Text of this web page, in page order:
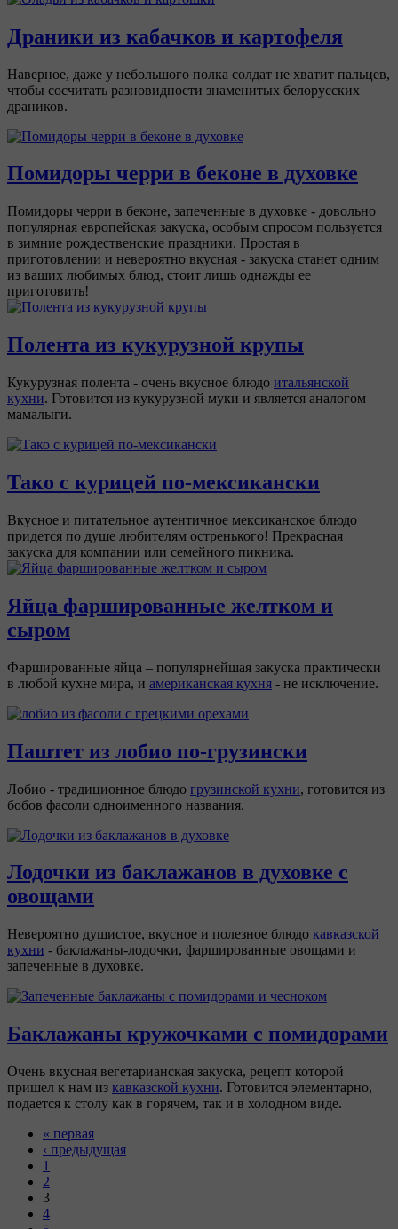
Драники из кабачков и картофеля
Наверное, даже у небольшого полка солдат не хватит пальцев,
чтобы сосчитать разновидности знаменитых белорусских
драников.
Помидоры черри в беконе в духовке
Помидоры черри в беконе, запеченные в духовке - довольно
популярная европейская закуска, особым спросом пользуется
в зимние рождественские праздники. Простая в
приготовлении и невероятно вкусная - закуска станет одним
из ваших любимых блюд, стоит лишь однажды ее
приготовить!
Полента из кукурузной крупы
Кукурузная полента - очень вкусное блюдо итальянской
кухни. Готовится из кукурузной муки и является аналогом
мамалыги.
Тако с курицей по-мексикански
Вкусное и питательное аутентичное мексиканское блюдо
придется по душе любителям остренького! Прекрасная
закуска для компании или семейного пикника.
Яйца фаршированные желтком и
сыром
Фаршированные яйца – популярнейшая закуска практически
в любой кухне мира, и американская кухня - не исключение.
Паштет из лобио по-грузински
Лобио - традиционное блюдо грузинской кухни, готовится из
бобов фасоли одноименного названия.
Лодочки из баклажанов в духовке с
овощами
Невероятно душистое, вкусное и полезное блюдо кавказской
кухни - баклажаны-лодочки, фаршированные овощами и
запеченные в духовке.
Баклажаны кружочками с помидорами
Очень вкусная вегетарианская закуска, рецепт которой
пришел к нам из кавказской кухни. Готовится элементарно,
подается к столу как в горячем, так и в холодном виде.
« первая
‹ предыдущая
1
2
3
4